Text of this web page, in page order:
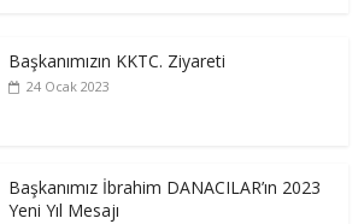
Başkanımızın KKTC. Ziyareti
24 Ocak 2023
Başkanımız İbrahim DANACILAR’ın 2023
Yeni Yıl Mesajı